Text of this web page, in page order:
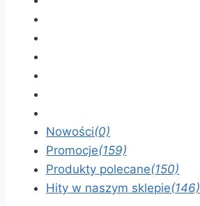
Nowości(0)
Promocje(159)
Produkty polecane(150)
Hity w naszym sklepie(146)